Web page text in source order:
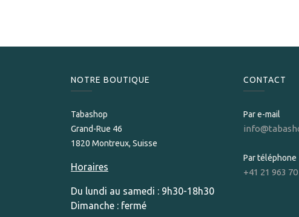
NOTRE BOUTIQUE
Tabashop
Grand-Rue 46
1820 Montreux, Suisse
Horaires
Du lundi au samedi : 9h30-18h30
Dimanche : fermé
CONTACT
Par e-mail
Par téléphone
+41 21 963